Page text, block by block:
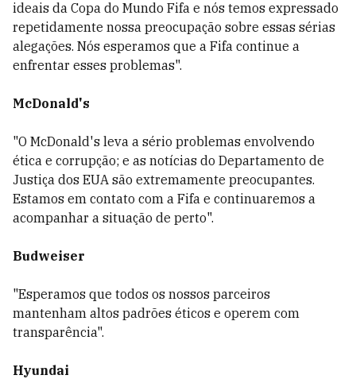
ideais da Copa do Mundo Fifa e nós temos expressado
repetidamente nossa preocupação sobre essas sérias
alegações. Nós esperamos que a Fifa continue a
enfrentar esses problemas".
McDonald's
"O McDonald's leva a sério problemas envolvendo
ética e corrupção; e as notícias do Departamento de
Justiça dos EUA são extremamente preocupantes.
Estamos em contato com a Fifa e continuaremos a
acompanhar a situação de perto".
Budweiser
"Esperamos que todos os nossos parceiros
mantenham altos padrões éticos e operem com
transparência".
Hyundai